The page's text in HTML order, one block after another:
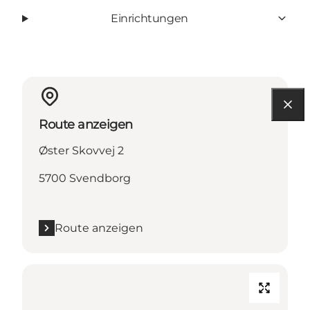
Einrichtungen
Route anzeigen
Øster Skovvej 2
5700 Svendborg
Route anzeigen